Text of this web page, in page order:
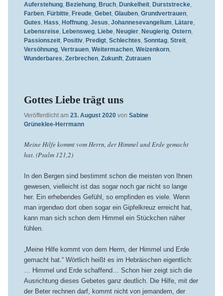
Auferstehung, Beziehung, Bruch, Dunkelheit, Durststrecke,
Farben, Fürbitte, Freude, Gebet, Glauben, Grundvertrauen,
Gutes, Hass, Hoffnung, Jesus, Johannesevangelium, Lätare,
Lebensreise, Lebensweg, Liebe, Neugier, Neugierig, Ostern,
Passionszeit, Positiv, Predigt, Schlechtes, Sonntag, Streit,
Versöhnung, Vertrauen, Weitermachen, Weizenkorn,
Wunderbares, Zerbrechen, Zukunft, Zutrauen
Gottes Liebe trägt uns
Veröffentlicht am 23. August 2020 von Sabine
Grüneklee-Herrmann
Meine Hilfe kommt vom Herrn, der Himmel und Erde gemacht
hat. (Psalm 121,2)
In den Bergen sind bestimmt schon die meisten von Ihnen
gewesen, vielleicht ist das sogar noch gar nicht so lange
her. Ein erhebendes Gefühl, so empfinden es viele. Wenn
man irgendwo dort oben sogar ein Gipfelkreuz erreicht hat,
kann man sich schon dem Himmel ein Stückchen näher
fühlen.
„Meine Hilfe kommt von dem Herrn, der Himmel und Erde
gemacht hat.“ Wörtlich heißt es im Hebräischen eigentlich:
… Himmel und Erde schaffend… Schon hier zeigt sich die
Ausrichtung dieses Gebetes ganz deutlich. Die Hilfe, mit der
der Beter rechnen darf, kommt nicht von jemandem, der